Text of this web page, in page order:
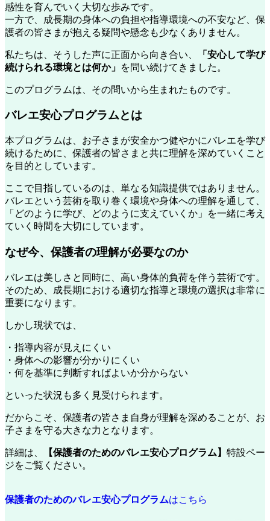
感性を育んでいく大切な歩みです。
一方で、成長期の身体への負担や指導環境への不安など、保
護者の皆さまが抱える疑問や懸念も少なくありません。
私たちは、そうした声に正面から向き合い、
「安心して学び
続けられる環境とは何か」 を問い続けてきました。
このプログラムは、その問いから生まれたものです。
バレエ安心プログラムとは
本プログラムは、お子さまが安全かつ健やかにバレエを学び
続けるために、保護者の皆さまと共に理解を深めていくこと
を目的としています。
ここで目指しているのは、単なる知識提供ではありません。
バレエという芸術を取り巻く環境や身体への理解を通して、
「どのように学び、どのように支えていくか」を一緒に考え
ていく時間を大切にしています。
なぜ今、保護者の理解が必要なのか
バレエは美しさと同時に、高い身体的負荷を伴う芸術です。
そのため、成長期における適切な指導と環境の選択は非常に
重要になります。
しかし現状では、
・指導内容が見えにくい
・身体への影響が分かりにくい
・何を基準に判断すればよいか分からない
といった状況も多く見受けられます。
だからこそ、保護者の皆さま自身が理解を深めることが、お
子さまを守る大きな力となります。
詳細は、 【保護者のためのバレエ安心プログラム】 特設ペー
ジをご覧ください。
保護者のためのバレエ安心プログラムはこちら